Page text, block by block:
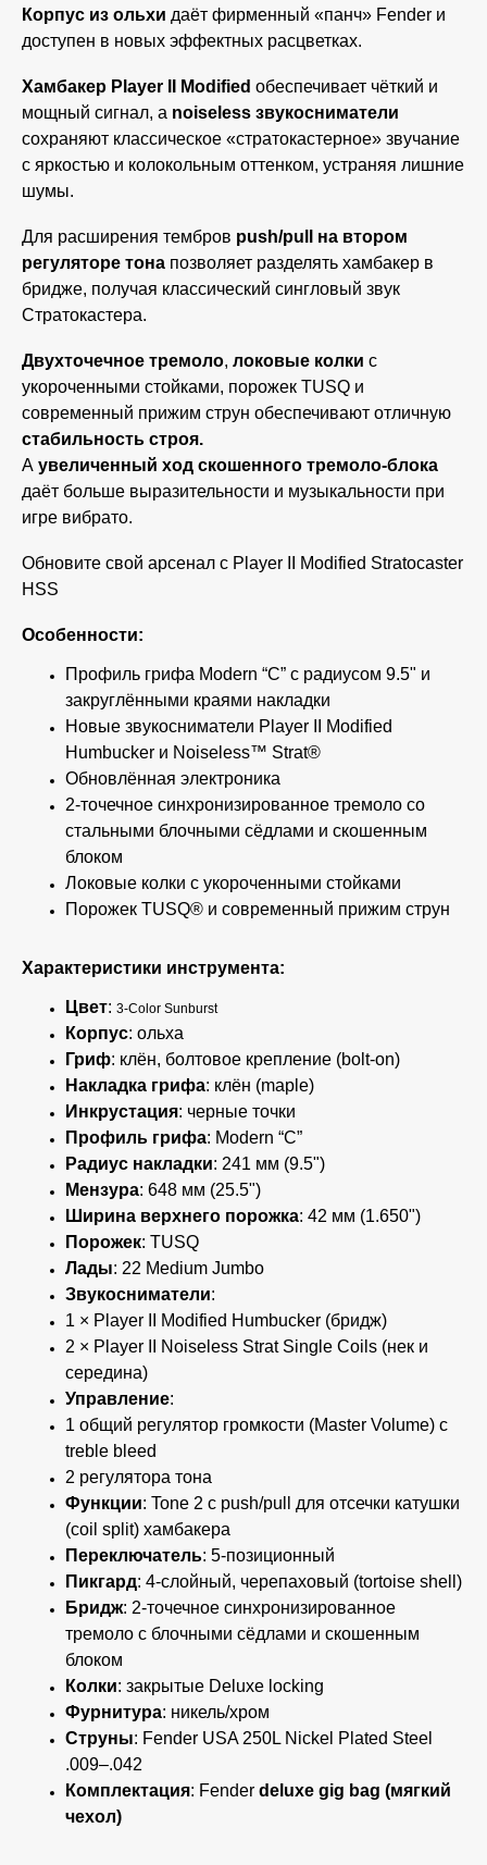
Корпус из ольхи даёт фирменный «панч» Fender и
доступен в новых эффектных расцветках.
Хамбакер Player II Modified обеспечивает чёткий и
мощный сигнал, а noiseless звукосниматели
сохраняют классическое «стратокастерное» звучание
с яркостью и колокольным оттенком, устраняя лишние
шумы.
Для расширения тембров push/pull на втором
регуляторе тона позволяет разделять хамбакер в
бридже, получая классический сингловый звук
Стратокастера.
Двухточечное тремоло, локовые колки с
укороченными стойками, порожек TUSQ и
современный прижим струн обеспечивают отличную
стабильность строя.
А увеличенный ход скошенного тремоло-блока
даёт больше выразительности и музыкальности при
игре вибрато.
Обновите свой арсенал с Player II Modified Stratocaster
HSS
Особенности:
Профиль грифа Modern “C” с радиусом 9.5" и
закруглёнными краями накладки
Новые звукосниматели Player II Modified
Humbucker и Noiseless™ Strat®
Обновлённая электроника
2-точечное синхронизированное тремоло со
стальными блочными сёдлами и скошенным
блоком
Локовые колки с укороченными стойками
Порожек TUSQ® и современный прижим струн
Характеристики инструмента:
Цвет: 3-Color Sunburst
Корпус: ольха
Гриф: клён, болтовое крепление (bolt-on)
Накладка грифа: клён (maple)
Инкрустация: черные точки
Профиль грифа: Modern “C”
Радиус накладки: 241 мм (9.5")
Мензура: 648 мм (25.5")
Ширина верхнего порожка: 42 мм (1.650")
Порожек: TUSQ
Лады: 22 Medium Jumbo
Звукосниматели:
1 × Player II Modified Humbucker (бридж)
2 × Player II Noiseless Strat Single Coils (нек и
середина)
Управление:
1 общий регулятор громкости (Master Volume) с
treble bleed
2 регулятора тона
Функции: Tone 2 с push/pull для отсечки катушки
(coil split) хамбакера
Переключатель: 5-позиционный
Пикгард: 4-слойный, черепаховый (tortoise shell)
Бридж: 2-точечное синхронизированное
тремоло с блочными сёдлами и скошенным
блоком
Колки: закрытые Deluxe locking
Фурнитура: никель/хром
Струны: Fender USA 250L Nickel Plated Steel
.009–.042
Комплектация: Fender deluxe gig bag (мягкий
чехол)